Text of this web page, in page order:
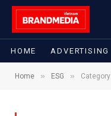
HOME ADVERTISING
Home » ESG »